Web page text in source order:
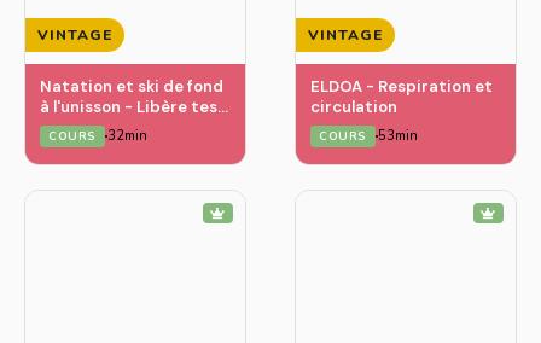
VINTAGE
Natation et ski de fond
à l'unisson - Libère tes
tensions des bras
COURS 32min
VINTAGE
ELDOA - Respiration et
circulation
COURS 53min